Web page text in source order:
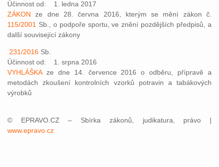
Účinnost od: 1. ledna 2017
ZÁKON ze dne 28. června 2016, kterým se mění zákon č.
115/2001 Sb., o podpoře sportu, ve znění pozdějších předpisů, a
další související zákony
231/2016 Sb.
Účinnost od: 1. srpna 2016
VYHLÁŠKAze dne 14. července 2016 o odběru, přípravě a
metodách zkoušení kontrolních vzorků potravin a tabákových
výrobků
© EPRAVO.CZ – Sbírka zákonů, judikatura, právo |
www.epravo.cz